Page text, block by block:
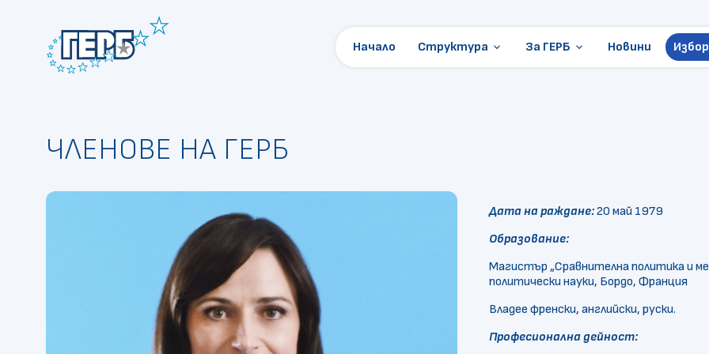
Начало Структура keyboard_arrow_down
Организации
Президентски избори
За ГЕРБ keyboard_arrow_down Новини
ЧЛЕНОВЕ НА ГЕРБ
Дата на раждане:20 май 1979
Образование:
Магистър „Сравнителна политика и
политически науки, Бордо, Франция
Владее френски, английски, руски.
Професионална дейност: